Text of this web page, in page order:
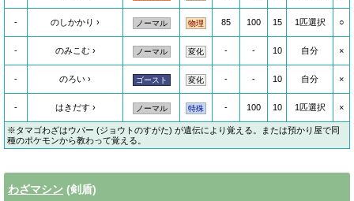
- のしかかり ノーマル 物理 85 100 15 1匹選択 ○
- のみこむ ノーマル 変化 - - 10 自分 ×
- のろい ゴースト 変化 - - 10 自分 ×
- はきだす ノーマル 特殊 - 100 10 1匹選択 ×
※タマゴわざはウパー (ジョウトのすがた) が遺伝により覚える。または預かり屋で同
種のポケモンから教わって覚える。
わざマシン (剣盾)